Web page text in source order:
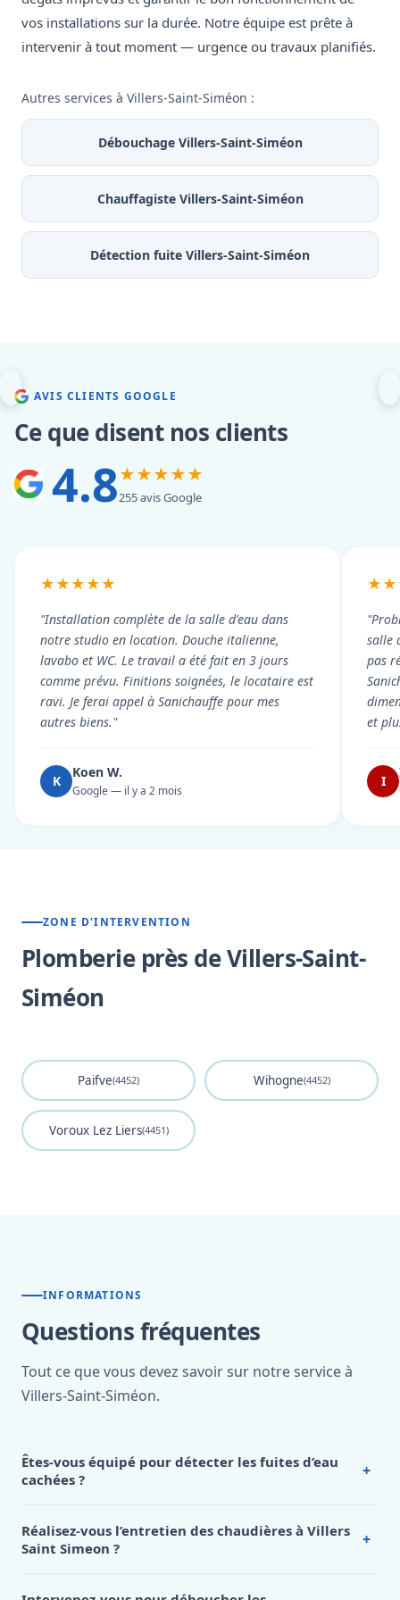
vos installations sur la durée. Notre équipe est prête à
intervenir à tout moment — urgence ou travaux planifiés.
Autres services à Villers-Saint-Siméon :
Débouchage Villers-Saint-Siméon
Chauffagiste Villers-Saint-Siméon
Détection fuite Villers-Saint-Siméon
AVIS CLIENTS GOOGLE
Ce que disent nos clients
4.8★★★★★
255 avis Google
★★★★★
"Installation complète de la salle d'eau dans
notre studio en location. Douche italienne,
lavabo et WC. Le travail a été fait en 3 jours
comme prévu. Finitions soignées, le locataire est
ravi. Je ferai appel à Sanichauffe pour mes
autres biens."
K
Koen W.
Google — il y a 2 mois
salle
pas
et
I
ZONE D'INTERVENTION
Plomberie près de Villers-Saint-
Siméon
Paifve(4452) Wihogne(4452)
Voroux Lez Liers(4451)
INFORMATIONS
Questions fréquentes
Tout ce que vous devez savoir sur notre service à
Villers-Saint-Siméon.
Êtes-vous équipé pour détecter les fuites d’eau
cachées ?
+
précisément les fuites cachées.Nous utilisons des
Réalisez-vous l’entretien des chaudières à Villers
Saint Simeon ?
+